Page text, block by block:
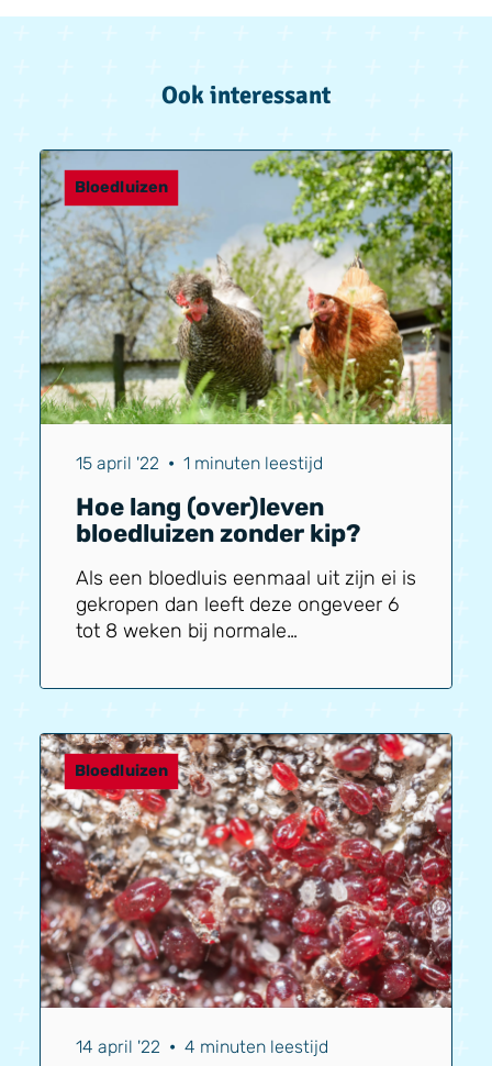
Ook interessant
Bloedluizen
15 april '22 • 1 minuten leestijd
Hoe lang (over)leven
bloedluizen zonder kip?
Als een bloedluis eenmaal uit zijn ei is
gekropen dan leeft deze ongeveer 6
tot 8 weken bij normale
lezen over de levenscyclus en het
(kippen of ander gevogelte) overleefd
een bloedluis maximaal 2 weken. Een
volwassen bloedluis legt bij de ideale
omstandigheden wel 8 eitjes per dag.
En juist deze eitjes zijn de ‘sterkste
schakel’ als het aankomt op
overleven.
Bloedluizen
14 april '22 • 4 minuten leestijd